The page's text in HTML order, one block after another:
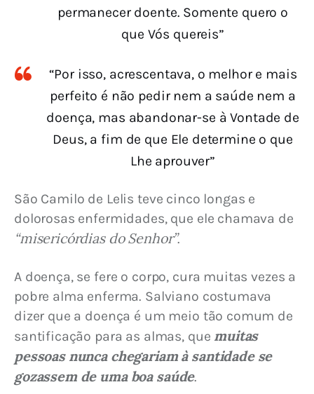
permanecer doente. Somente quero o
que Vós quereis”
“Por isso, acrescentava, o melhor e mais
perfeito é não pedir nem a saúde nem a
doença, mas abandonar-se à Vontade de
Deus, a fim de que Ele determine o que
Lhe aprouver”
São Camilo de Lelis teve cinco longas e
dolorosas enfermidades, que ele chamava de
“misericórdias do Senhor”.
A doença, se fere o corpo, cura muitas vezes a
pobre alma enferma. Salviano costumava
dizer que a doença é um meio tão comum de
santificação para as almas, que muitas
pessoas nunca chegariam à santidade se
gozassem de uma boa saúde.